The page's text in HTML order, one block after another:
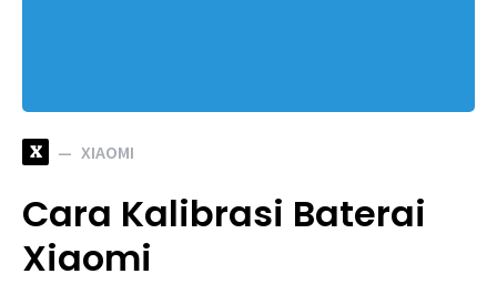
X XIAOMI
Cara Kalibrasi Baterai
Xiaomi